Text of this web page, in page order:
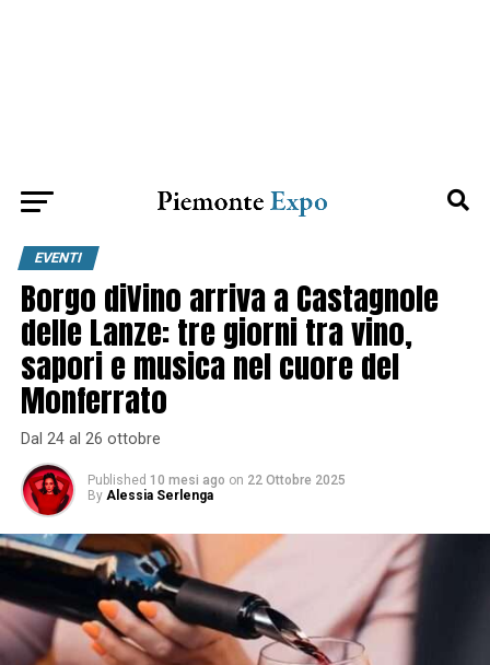
EVENTI
Borgo diVino arriva a Castagnole
delle Lanze: tre giorni tra vino,
sapori e musica nel cuore del
Monferrato
Dal 24 al 26 ottobre
Published 10 mesi ago on 22 Ottobre 2025
By Alessia Serlenga